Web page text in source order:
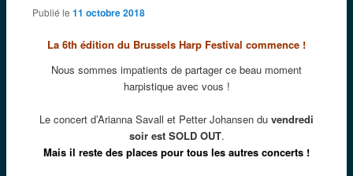
Publié le 11 octobre 2018
La 6th édition du Brussels Harp Festival commence !
Nous sommes impatients de partager ce beau moment
harpistique avec vous !
Le concert d’Arianna Savall et Petter Johansen du vendredi
soir est SOLD OUT.
Mais il reste des places pour tous les autres concerts !